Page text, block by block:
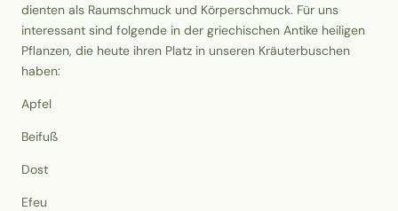
dienten als Raumschmuck und Körperschmuck. Für uns
interessant sind folgende in der griechischen Antike heiligen
Pflanzen, die heute ihren Platz in unseren Kräuterbuschen
haben:
Apfel
Beifuß
Dost
Efeu